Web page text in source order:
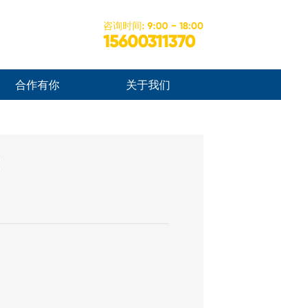
咨询时间: 9:00 ~ 18:00
15600311370
合作有你 关于我们